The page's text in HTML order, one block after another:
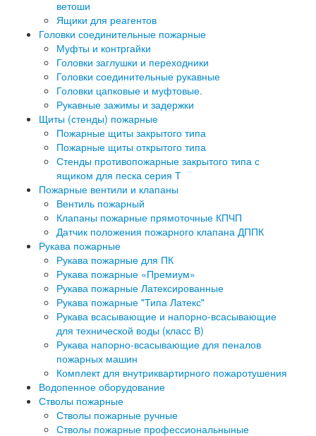
ветоши
Ящики для реагентов
Головки соединительные пожарные
Муфты и контргайки
Головки заглушки и переходники
Головки соединительные рукавные
Головки цапковые и муфтовые.
Рукавные зажимы и задержки
Щиты (стенды) пожарные
Пожарные щиты закрытого типа
Пожарные щиты открытого типа
Стенды противопожарные закрытого типа с
ящиком для песка серия Т
Пожарные вентили и клапаны
Вентиль пожарный
Клапаны пожарные прямоточные КПЧП
Датчик положения пожарного клапана ДППК
Рукава пожарные
Рукава пожарные для ПК
Рукава пожарные «Премиум»
Рукава пожарные Латексированные
Рукава пожарные "Типа Латекс"
Рукава всасывающие и напорно-всасывающие
для технической воды (класс В)
Рукава напорно-всасывающие для пеналов
пожарных машин
Комплект для внутриквартирного пожаротушения
Водопенное оборудование
Стволы пожарные
Стволы пожарные ручные
Стволы пожарные профессиональныные